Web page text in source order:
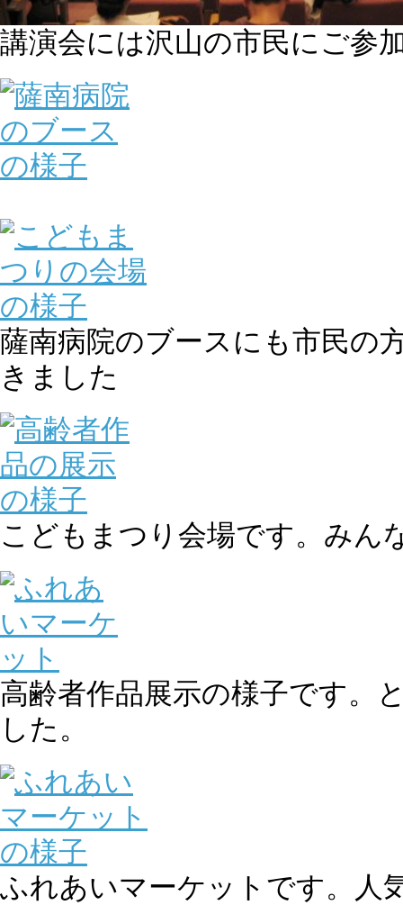
講演会には沢山の市民にご参
薩南病院のブースにも市民の
きました
こどもまつり会場です。みん
高齢者作品展示の様子です。
した。
ふれあいマーケットです。人